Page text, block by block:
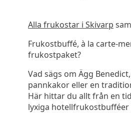
Alla frukostar i Skivarp
Frukostbuffé, à la carte-
frukostpaket?
Vad sägs om Ägg
pannkakor eller en
Här hittar du allt från en
lyxiga hotellfrukostbufféer